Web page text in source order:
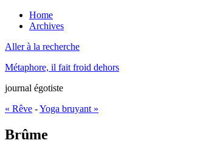
Home
Archives
Aller à la recherche
Métaphore, il fait froid dehors
journal égotiste
« Rêve -Yoga bruyant »
Brûme